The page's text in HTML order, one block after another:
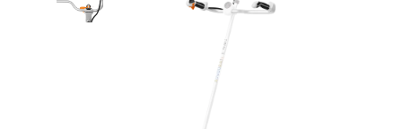
Accessoires